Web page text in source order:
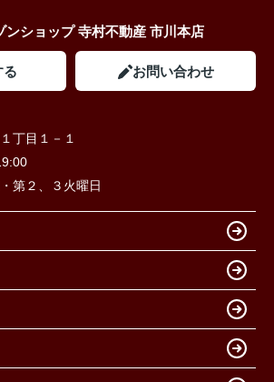
ンショップ 寺村不動産 市川本店
る お問い合わせ
丁目１－１
第２、３火曜日